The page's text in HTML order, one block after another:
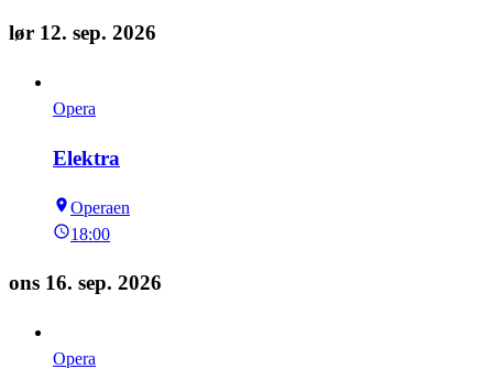
lør 12. sep. 2026
Opera
Elektra
Operaen
18:00
ons 16. sep. 2026
Opera